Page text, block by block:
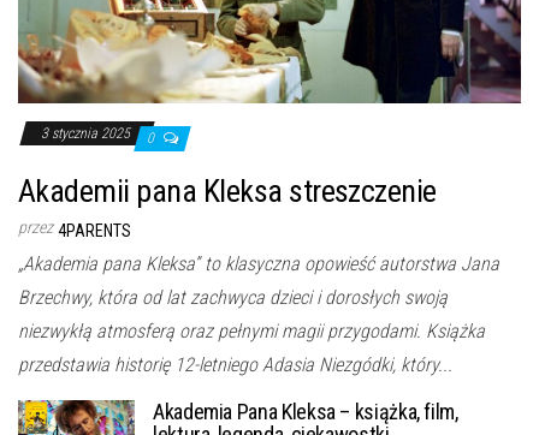
3 stycznia 2025 0
Akademii pana Kleksa streszczenie
przez 4PARENTS
„Akademia pana Kleksa” to klasyczna opowieść autorstwa Jana
Brzechwy, która od lat zachwyca dzieci i dorosłych swoją
niezwykłą atmosferą oraz pełnymi magii przygodami. Książka
przedstawia historię 12-letniego Adasia Niezgódki, który...
Akademia Pana Kleksa – książka, film,